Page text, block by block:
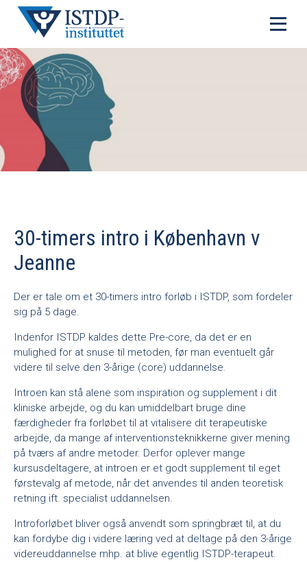
30-timers intro i København v
Jeanne
Der er tale om et 30-timers intro forløb i ISTDP, som fordeler
sig på 5 dage.
Indenfor ISTDP kaldes dette Pre-core, da det er en
mulighed for at snuse til metoden, før man eventuelt går
videre til selve den 3-årige (core) uddannelse.
Introen kan stå alene som inspiration og supplement i dit
kliniske arbejde, og du kan umiddelbart bruge dine
færdigheder fra forløbet til at vitalisere dit terapeutiske
arbejde, da mange af interventionsteknikkerne giver mening
på tværs af andre metoder. Derfor oplever mange
kursusdeltagere, at introen er et godt supplement til eget
førstevalg af metode, når det anvendes til anden teoretisk
retning ift. specialist uddannelsen.
Introforløbet bliver også anvendt som springbræt til, at du
kan fordybe dig i videre læring ved at deltage på den 3-årige
videreuddannelse mhp. at blive egentlig ISTDP-terapeut.